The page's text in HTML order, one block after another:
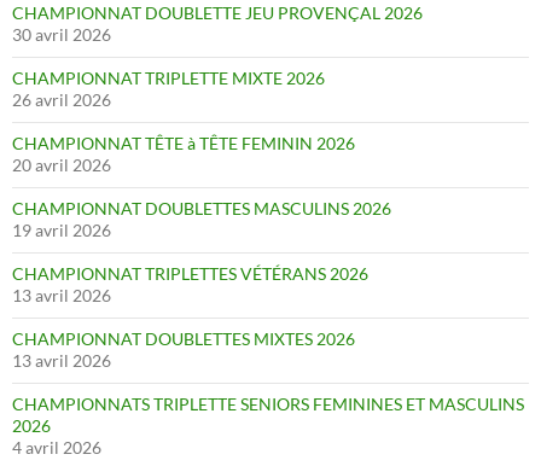
CHAMPIONNAT DOUBLETTE JEU PROVENÇAL 2026
30 avril 2026
CHAMPIONNAT TRIPLETTE MIXTE 2026
26 avril 2026
CHAMPIONNAT TÊTE à TÊTE FEMININ 2026
20 avril 2026
CHAMPIONNAT DOUBLETTES MASCULINS 2026
19 avril 2026
CHAMPIONNAT TRIPLETTES VÉTÉRANS 2026
13 avril 2026
CHAMPIONNAT DOUBLETTES MIXTES 2026
13 avril 2026
CHAMPIONNATS TRIPLETTE SENIORS FEMININES ET MASCULINS
2026
4 avril 2026